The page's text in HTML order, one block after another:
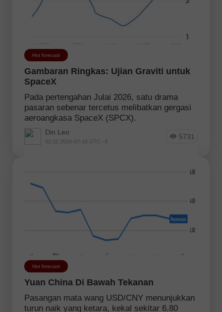
Hot forecast
Gambaran Ringkas: Ujian Graviti untuk
SpaceX
Pada pertengahan Julai 2026, satu drama
pasaran sebenar tercetus melibatkan gergasi
aeroangkasa SpaceX (SPCX).
Din Leo
02:32 2026-07-16 UTC--4
5731
Hot forecast
Yuan China Di Bawah Tekanan
Pasangan mata wang USD/CNY menunjukkan
turun naik yang ketara, kekal sekitar 6.80